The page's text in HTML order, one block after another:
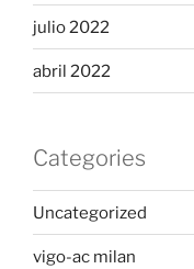
julio 2022
abril 2022
Categories
Uncategorized
vigo-ac milan